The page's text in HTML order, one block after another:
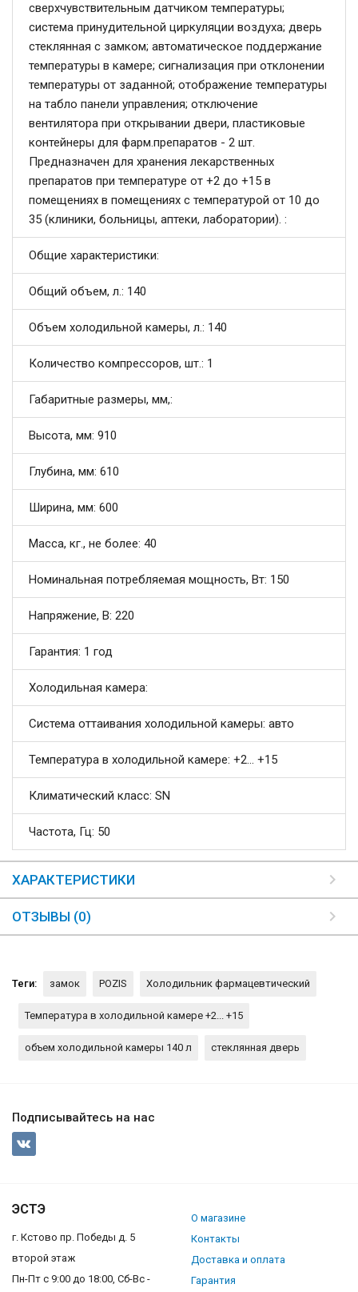
сверхчувствительным датчиком температуры;
система принудительной циркуляции воздуха; дверь
стеклянная с замком; автоматическое поддержание
температуры в камере; сигнализация при отклонении
температуры от заданной; отображение температуры
на табло панели управления; отключение
вентилятора при открывании двери, пластиковые
контейнеры для фарм.препаратов - 2 шт.
Предназначен для хранения лекарственных
препаратов при температуре от +2 до +15 в
помещениях в помещениях с температурой от 10 до
35 (клиники, больницы, аптеки, лаборатории). :
Общие характеристики:
Общий объем, л.: 140
Объем холодильной камеры, л.: 140
Количество компрессоров, шт.: 1
Габаритные размеры, мм,:
Высота, мм: 910
Глубина, мм: 610
Ширина, мм: 600
Масса, кг., не более: 40
Номинальная потребляемая мощность, Вт: 150
Напряжение, В: 220
Гарантия: 1 год
Холодильная камера:
Система оттаивания холодильной камеры: авто
Температура в холодильной камере: +2... +15
Климатический класс: SN
Частота, Гц: 50
ХАРАКТЕРИСТИКИ
ОТЗЫВЫ (0)
Теги: замок POZIS Холодильник фармацевтический
Температура в холодильной камере +2... +15
объем холодильной камеры 140 л стеклянная дверь
Подписывайтесь на нас
ЭСТЭ
г. Кстово пр. Победы д. 5
второй этаж
Пн-Пт с 9:00 до 18:00, Сб-Вс -
О магазине
Контакты
Доставка и оплата
Гарантия